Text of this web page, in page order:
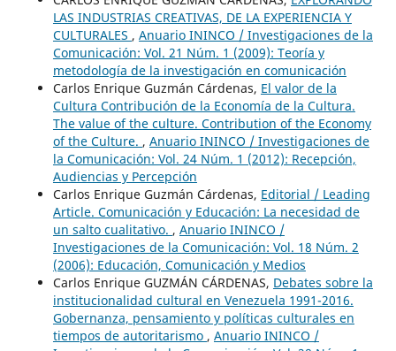
LAS INDUSTRIAS CREATIVAS, DE LA EXPERIENCIA Y
CULTURALES , Anuario ININCO / Investigaciones de la
Comunicación: Vol. 21 Núm. 1 (2009): Teoría y
metodología de la investigación en comunicación
Carlos Enrique Guzmán Cárdenas, El valor de la
Cultura Contribución de la Economía de la Cultura.
The value of the culture. Contribution of the Economy
of the Culture. , Anuario ININCO / Investigaciones de
la Comunicación: Vol. 24 Núm. 1 (2012): Recepción,
Audiencias y Percepción
Carlos Enrique Guzmán Cárdenas, Editorial / Leading
Article. Comunicación y Educación: La necesidad de
un salto cualitativo. , Anuario ININCO /
Investigaciones de la Comunicación: Vol. 18 Núm. 2
(2006): Educación, Comunicación y Medios
Carlos Enrique GUZMÁN CÁRDENAS, Debates sobre la
institucionalidad cultural en Venezuela 1991-2016.
Gobernanza, pensamiento y políticas culturales en
tiempos de autoritarismo , Anuario ININCO /